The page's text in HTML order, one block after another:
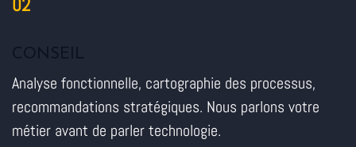
02
Analyse fonctionnelle, cartographie des processus,
recommandations stratégiques. Nous parlons votre
métier avant de parler technologie.